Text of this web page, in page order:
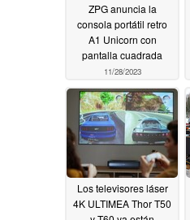
ZPG anuncia la
consola portátil retro
A1 Unicorn con
pantalla cuadrada
11/28/2023
Los televisores láser
4K ULTIMEA Thor T50